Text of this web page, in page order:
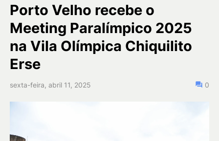
Porto Velho recebe o
Meeting Paralímpico 2025
na Vila Olímpica Chiquilito
Erse
sexta-feira, abril 11, 2025 0